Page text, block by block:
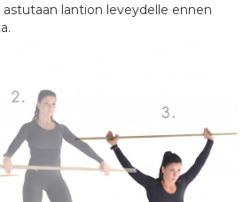
astutaan lantion leveydelle ennen